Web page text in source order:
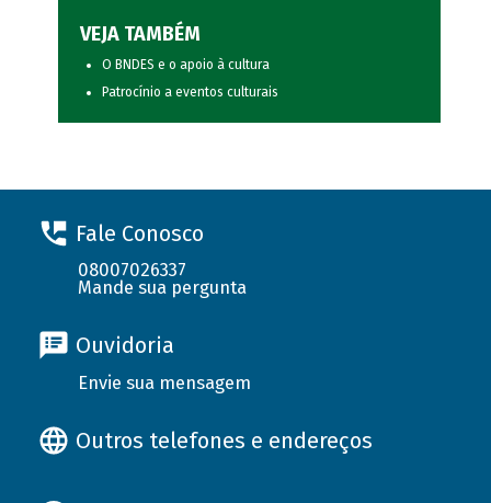
VEJA TAMBÉM
O BNDES e o apoio à cultura
Patrocínio a eventos culturais
Fale Conosco
08007026337
Mande sua pergunta
Ouvidoria
Envie sua mensagem
Outros telefones e endereços